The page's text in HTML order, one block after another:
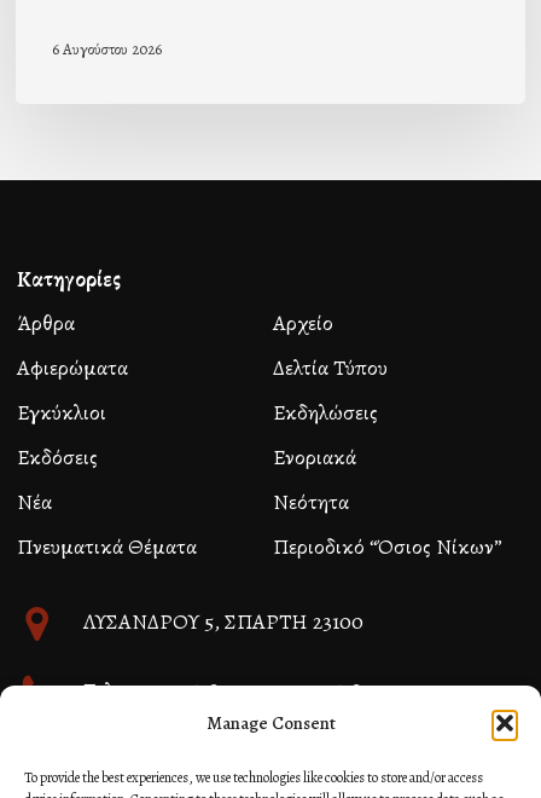
Manage Consent
To provide the best experiences, we use technologies like cookies to store and/or access
6 Αυγούστου 2026
Κατηγορίες
Άρθρα
Αρχείο
Αφιερώματα
Δελτία Τύπου
Εγκύκλιοι
Εκδηλώσεις
Εκδόσεις
Ενοριακά
Νέα
Νεότητα
Πνευματικά Θέματα
Περιοδικό “Όσιος Νίκων”
ΛΥΣΑΝΔΡΟΥ 5, ΣΠΑΡΤΗ 23100
Τηλ. 27310 26580 και 27310 26581